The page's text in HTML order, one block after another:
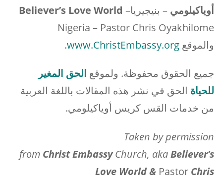
أوياكيلومي – بنيجيريا Believer’s Love World –
Nigeria – Pastor Chris Oyakhilome
والموقع www.ChristEmbassy.org
.
جميع الحقوق محفوظة. ولموقع الحق المغير
للحياة الحق في نشر هذه المقالات باللغة العربية
من خدمات القس كريس أوياكيلومي.
Taken by permission
from ChristEmbassy Church, akaBeliever’s
Love World & Pastor Chris